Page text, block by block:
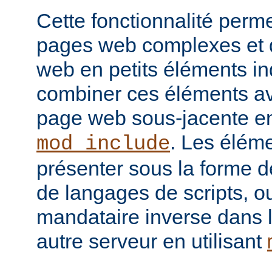
Cette fonctionnalité
pages web complexes
web en petits éléments
combiner ces éléments
page web sous-jacente
mod_include. Les
présenter sous la forme
de langages de scripts,
mandataire inverse dans
autre serveur en utilisant